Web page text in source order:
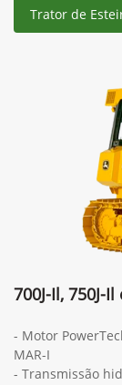
Trator de
700J-Il, 750J-Il
- Motor
MAR-I
- Transmissão